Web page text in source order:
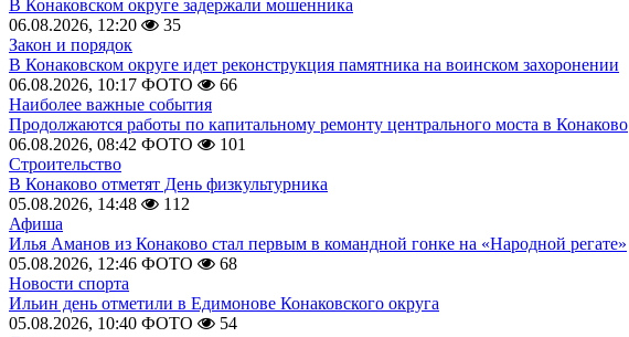
В Конаковском округе задержали мошенника
06.08.2026, 12:20
35
Закон и порядок
В Конаковском округе идет реконструкция памятника на воинском захоронении
06.08.2026, 10:17 ФОТО
66
Наиболее важные события
Продолжаются работы по капитальному ремонту центрального моста в Конаково
06.08.2026, 08:42 ФОТО
101
Строительство
В Конаково отметят День физкультурника
05.08.2026, 14:48
112
Афиша
Илья Аманов из Конаково стал первым в командной гонке на «Народной регате»
05.08.2026, 12:46 ФОТО
68
Новости спорта
Ильин день отметили в Едимонове Конаковского округа
05.08.2026, 10:40 ФОТО
54